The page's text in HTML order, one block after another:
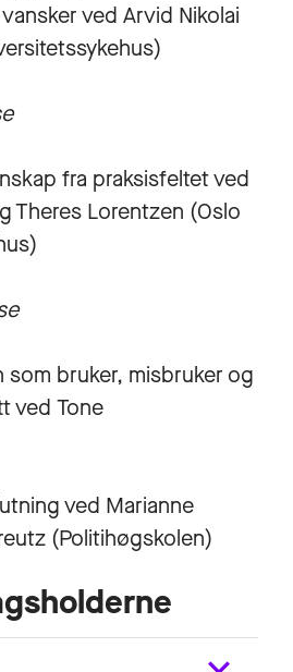
ved Arvid Nikolai
fra praksisfeltet ved
Theres Lorentzen (Oslo
som bruker, misbruker og
ved Tone
ved Marianne
(Politihøgskolen)